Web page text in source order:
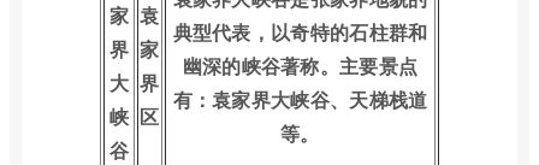
家
界
大
峡
谷
袁
家
界
区
典型代表，以奇特的石柱群和
幽深的峡谷著称。主要景点
有：袁家界大峡谷、天梯栈道
等。